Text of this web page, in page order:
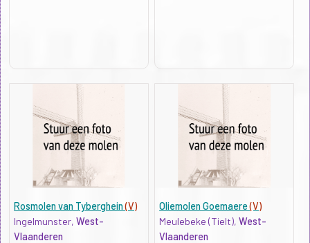
Rosmolen van Tyberghein(V)
Ingelmunster, West-
Vlaanderen
Oliemolen Goemaere(V)
Meulebeke (Tielt),West-
Vlaanderen